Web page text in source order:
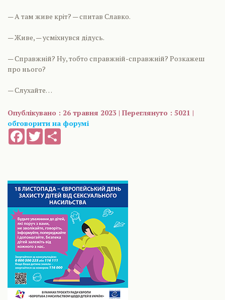
— А там живе кріт? — спитав Славко.
— Живе, — усміхнувся дідусь.
— Справжній? Ну, тобто справжній-справжній? Розкажеш
про нього?
— Слухайте…
Опублікувано : 26 травня 2023 | Переглянуто : 5021 |
обговорити на форумі
FacebookTwitter